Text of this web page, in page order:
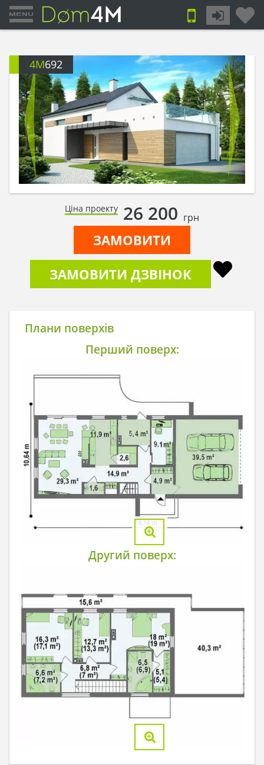
4M692
Ціна проекту 26 200 грн
ЗАМОВИТИ
ЗАМОВИТИ ДЗВІНОК
Плани поверхів
Перший поверх:
Другий поверх: